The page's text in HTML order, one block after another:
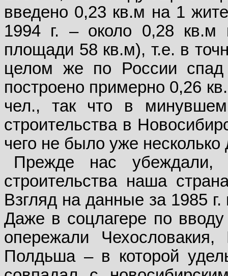
введено 0,23 кв.м на 1
1994 г. – около 0,28 кв.м
площади 58 кв.м), т.е. в
целом же по России
построено примерно 0,26
чел., так что в минувшем
строительства в
чего не было уже несколько
Прежде нас убеждали,
строительства наша
Взгляд на данные за 1985 г.
Даже в соцлагере по
опережали
Полдьша – в которой